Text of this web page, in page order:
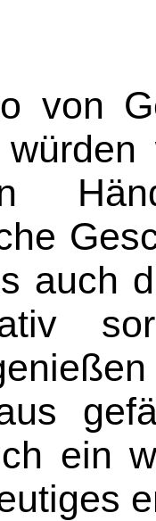
von
auch
ein